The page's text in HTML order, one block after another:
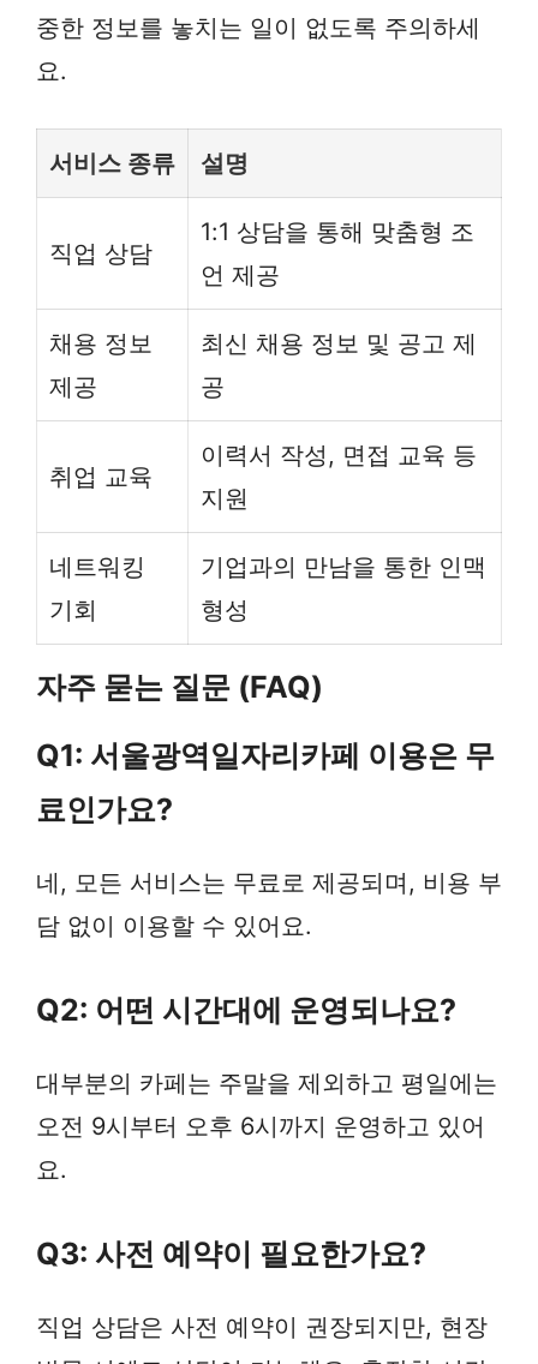
중한 정보를 놓치는 일이 없도록 주의하세
요.
서비스 종류 설명
직업 상담
1:1 상담을 통해 맞춤형 조
언 제공
채용 정보
제공
최신 채용 정보 및 공고 제
공
취업 교육
이력서 작성, 면접 교육 등
지원
네트워킹
기회
기업과의 만남을 통한 인맥
형성
자주 묻는 질문 (FAQ)
Q1: 서울광역일자리카페 이용은 무
료인가요?
네, 모든 서비스는 무료로 제공되며, 비용 부
담 없이 이용할 수 있어요.
Q2: 어떤 시간대에 운영되나요?
대부분의 카페는 주말을 제외하고 평일에는
오전 9시부터 오후 6시까지 운영하고 있어
요.
Q3: 사전 예약이 필요한가요?
직업 상담은 사전 예약이 권장되지만, 현장